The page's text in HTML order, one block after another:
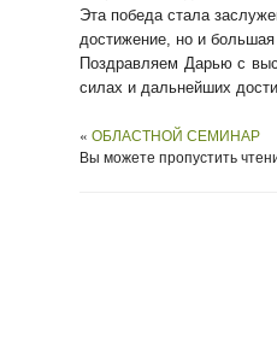
Эта победа стала
достижение, но и
Поздравляем Дарью с
силах и дальнейших
« ОБЛАСТНОЙ СЕМИНАР
Вы можете пропустить